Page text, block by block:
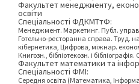
Факультет менеджменту,
освіти
Спеціальності ФДКМТтФ:
Менеджмент. Маркетинг. Публ.
Готельно-ресторанна справа. Труд.
кібернетика, Цифрова, міжнар.
Книгозн., бібліотекозн. і бібліографія.
Факультет математики та
Спеціальності ФМІ:
Середня освіта (Математика,